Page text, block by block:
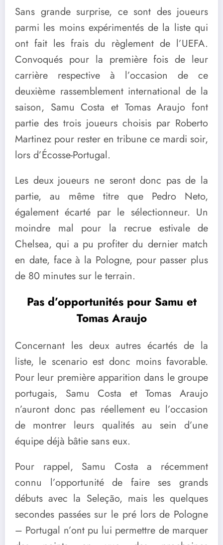
Sans grande surprise, ce sont des joueurs
parmi les moins expérimentés de la liste qui
ont fait les frais du règlement de l’UEFA.
Convoqués pour la première fois de leur
carrière respective à l’occasion de ce
deuxième rassemblement international de la
saison, Samu Costa et Tomas Araujo font
partie des trois joueurs choisis par Roberto
Martinez pour rester en tribune ce mardi soir,
lors d’Écosse-Portugal.
Les deux joueurs ne seront donc pas de la
partie, au même titre que Pedro Neto,
également écarté par le sélectionneur. Un
moindre mal pour la recrue estivale de
Chelsea, qui a pu profiter du dernier match
en date, face à la Pologne, pour passer plus
de 80 minutes sur le terrain.
Pas d’opportunités pour Samu et
Tomas Araujo
Concernant les deux autres écartés de la
liste, le scenario est donc moins favorable.
Pour leur première apparition dans le groupe
portugais, Samu Costa et Tomas Araujo
n’auront donc pas réellement eu l’occasion
de montrer leurs qualités au sein d’une
équipe déjà bâtie sans eux.
Pour rappel, Samu Costa a récemment
connu l’opportunité de faire ses grands
débuts avec la Seleção, mais les quelques
secondes passées sur le pré lors de Pologne
– Portugal n’ont pu lui permettre de marquer